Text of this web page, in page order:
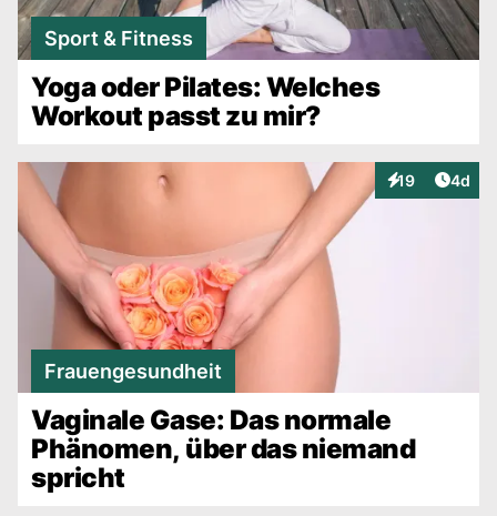
Sport & Fitness
Yoga oder Pilates: Welches
Workout passt zu mir?
19
Interaktionen
4d
Frauengesundheit
Vaginale Gase: Das normale
Phänomen, über das niemand
spricht